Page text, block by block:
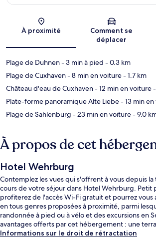
Carte
À proximité
Comment se
déplacer
Plage de Duhnen- 3 min à pied - 0.3 km
Plage de Cuxhaven- 8 min en voiture- 1.7 km
Château d'eau de Cuxhaven- 12 min en voiture
Plate-forme panoramique Alte Liebe- 13 min
Plage de Sahlenburg - 23 min en voiture- 9.0
À propos de cet
Hotel Wehrburg
Contemplez les vues qui s'offrent à vous depuis la
cours de votre séjour dans Hotel Wehrburg. Petit
profiterez de l'accès Wi-Fi gratuit et pourrez vous
en tous genres proposées à proximité, parmi
randonnée à pied ou à vélo et des excursions en
avantages offerts par cet hébergement : une
Informations sur le droit de rétractation